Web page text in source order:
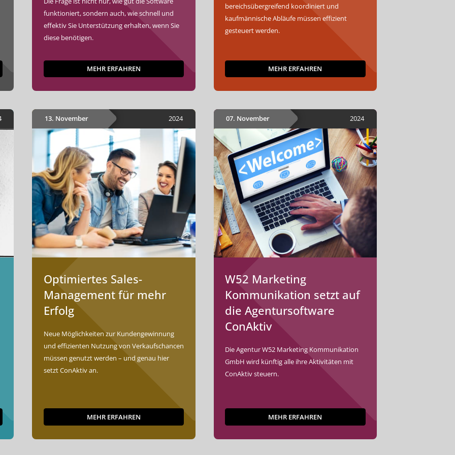
funktioniert, sondern auch, wie schnell und
effektiv Sie Unterstützung erhalten, wenn Sie
diese benötigen.
MEHR ERFAHREN
bereichsübergreifend koordiniert und
kaufmännische Abläufe müssen effizient
gesteuert werden.
MEHR ERFAHREN
13. November 2024
Optimiertes Sales-
Management für mehr
Erfolg
Neue Möglichkeiten zur Kundengewinnung
und effizienten Nutzung von Verkaufschancen
müssen genutzt werden – und genau hier
setzt ConAktiv an.
MEHR ERFAHREN
07. November 2024
W52 Marketing
Kommunikation setzt auf
die Agentursoftware
ConAktiv
Die Agentur W52 Marketing Kommunikation
GmbH wird künftig alle ihre Aktivitäten mit
ConAktiv steuern.
MEHR ERFAHREN